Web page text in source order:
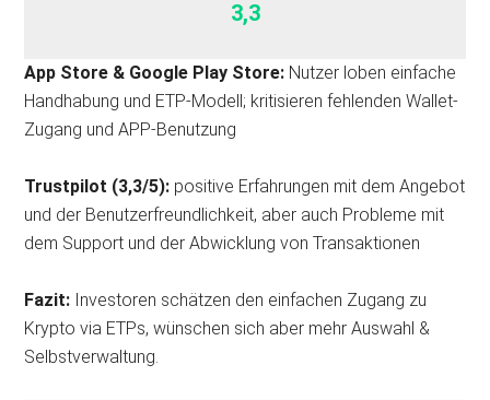
3,3
App Store & Google Play Store: Nutzer loben einfache
Handhabung und ETP-Modell; kritisieren fehlenden Wallet-
Zugang und APP-Benutzung
Trustpilot (3,3/5): positive Erfahrungen mit dem Angebot
und der Benutzerfreundlichkeit, aber auch Probleme mit
dem Support und der Abwicklung von Transaktionen
Fazit: Investoren schätzen den einfachen Zugang zu
Krypto via ETPs, wünschen sich aber mehr Auswahl &
Selbstverwaltung.